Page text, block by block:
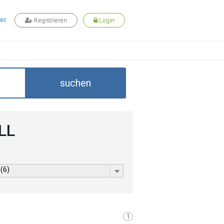
Registrieren Login
suchen
1